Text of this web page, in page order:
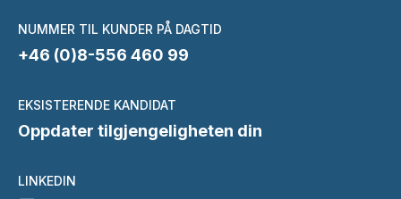
NUMMER TIL KUNDER PÅ DAGTID
+46 (0)8-556 460 99
EKSISTERENDE KANDIDAT
Oppdater tilgjengeligheten din
LINKEDIN